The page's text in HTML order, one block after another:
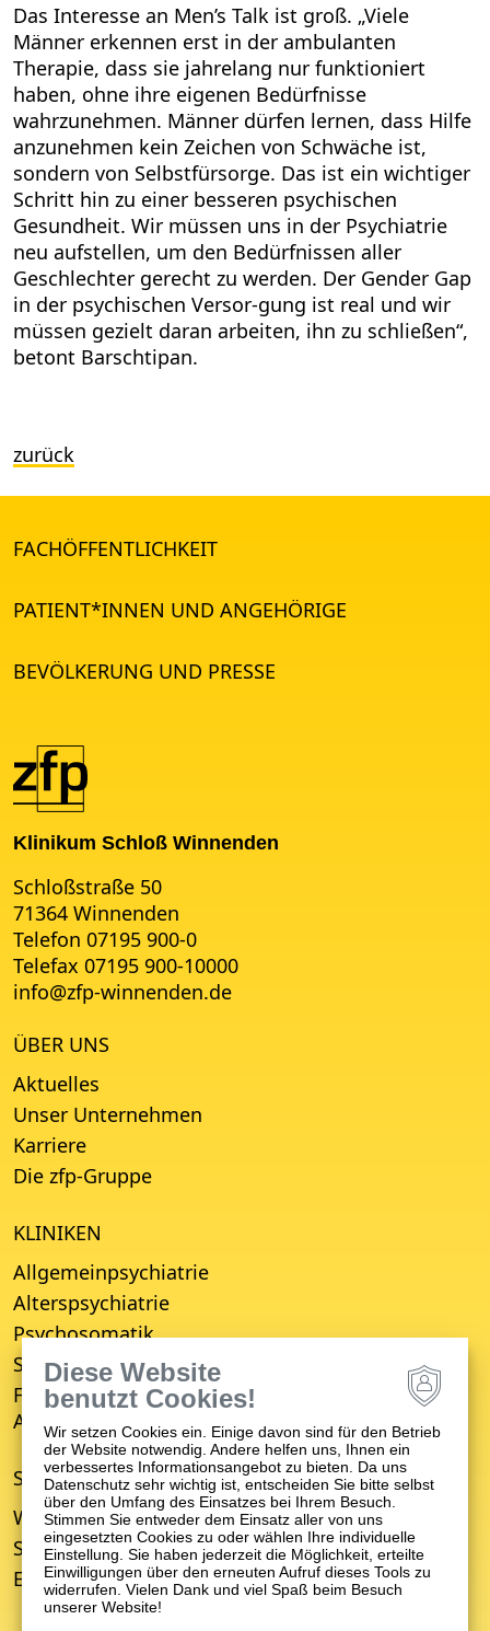
Das Interesse an Men’s Talk ist groß. „Viele
Männer erkennen erst in der ambulanten
Therapie, dass sie jahrelang nur funktioniert
haben, ohne ihre eigenen Bedürfnisse
wahrzunehmen. Männer dürfen lernen, dass Hilfe
anzunehmen kein Zeichen von Schwäche ist,
sondern von Selbstfürsorge. Das ist ein wichtiger
Schritt hin zu einer besseren psychischen
Gesundheit. Wir müssen uns in der Psychiatrie
neu aufstellen, um den Bedürfnissen aller
Geschlechter gerecht zu werden. Der Gender Gap
in der psychischen Versor-gung ist real und wir
müssen gezielt daran arbeiten, ihn zu schließen“,
betont Barschtipan.
zurück
FACHÖFFENTLICHKEIT
PATIENT*INNEN UND ANGEHÖRIGE
BEVÖLKERUNG UND PRESSE
Klinikum Schloß Winnenden
ÜBER UNS
Aktuelles
Unser Unternehmen
Karriere
Die zfp-Gruppe
KLINIKEN
Allgemeinpsychiatrie
Alterspsychiatrie
Psychosomatik
Suchttherapie
Fachbereich für Empfang, Erstberatung,
Aufnahme und Entwicklungsverzögerung (FBE)
STANDORTE
Winnenden
Schwäbisch Gmünd
Ellwangen
Schloßstraße 50
71364 Winnenden
Telefon 07195 900-0
Telefax 07195 900-10000
info@zfp-winnenden.de
Diese Website
benutzt Cookies!
Wir setzen Cookies ein. Einige davon sind für den Betrieb
der Website notwendig. Andere helfen uns, Ihnen ein
verbessertes Informationsangebot zu bieten. Da uns
Datenschutz sehr wichtig ist, entscheiden Sie bitte selbst
über den Umfang des Einsatzes bei Ihrem Besuch.
Stimmen Sie entweder dem Einsatz aller von uns
eingesetzten Cookies zu oder wählen Ihre individuelle
Einstellung. Sie haben jederzeit die Möglichkeit, erteilte
Einwilligungen über den erneuten Aufruf dieses Tools zu
widerrufen. Vielen Dank und viel Spaß beim Besuch
unserer Website!